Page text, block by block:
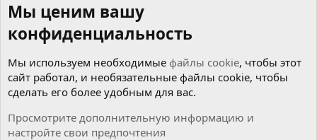
Мы ценим вашу
конфиденциальность
Мы используем необходимые файлы cookie, чтобы этот
сайт работал, и необязательные файлы cookie, чтобы
сделать его более удобным для вас.
Просмотрите дополнительную информацию и
настройте свои предпочтения